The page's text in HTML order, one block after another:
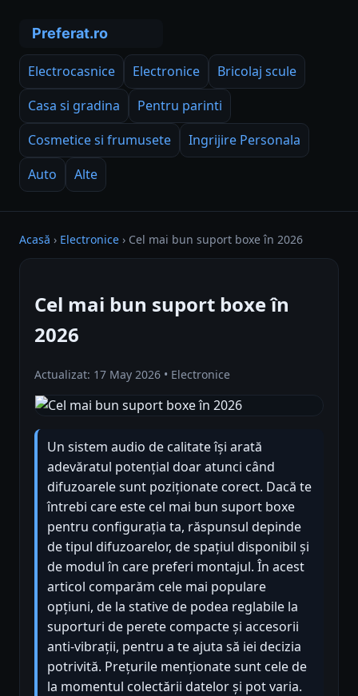
Electrocasnice Electronice
Bricolaj scule
Casa si gradina
Pentru parinti
Cosmetice si frumusete
Ingrijire Personala
Auto
Alte
Acasă › Electronice › Cel mai bun suport boxe în 2026
Cel mai bun suport boxe în
2026
Actualizat: 17 May 2026 • Electronice
Un sistem audio de calitate își arată
adevăratul potențial doar atunci când
difuzoarele sunt poziționate corect. Dacă te
întrebi care este cel mai bun suport boxe
pentru configurația ta, răspunsul depinde
de tipul difuzoarelor, de spațiul disponibil și
de modul în care preferi montajul. În acest
articol comparăm cele mai populare
opțiuni, de la stative de podea reglabile la
suporturi de perete compacte și accesorii
anti-vibrații, pentru a te ajuta să iei decizia
potrivită. Prețurile menționate sunt cele de
la momentul colectării datelor și pot varia.